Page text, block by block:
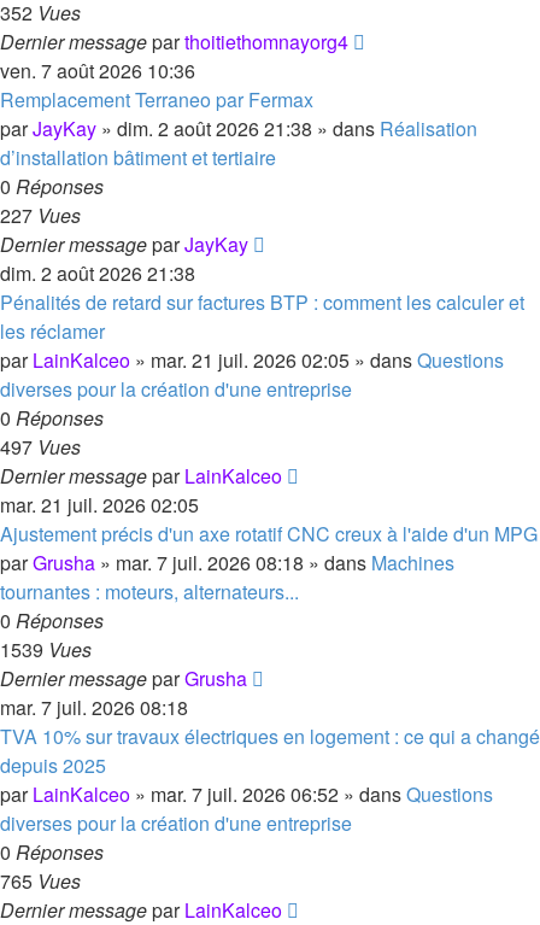
352 Vues
Dernier messageparthoitiethomnayorg4
ven. 7 août 2026 10:36
Remplacement Terraneo par Fermax
parJayKay » dim. 2 août 2026 21:38 » dans Réalisation
d’installation bâtiment et tertiaire
0 Réponses
227 Vues
Dernier messageparJayKay
dim. 2 août 2026 21:38
Pénalités de retard sur factures BTP : comment les calculer et
les réclamer
parLainKalceo » mar. 21 juil. 2026 02:05 » dansQuestions
diverses pour la création d'une entreprise
0 Réponses
497 Vues
Dernier messageparLainKalceo
mar. 21 juil. 2026 02:05
Ajustement précis d'un axe rotatif CNC creux à l'aide d'un MPG
parGrusha » mar. 7 juil. 2026 08:18 » dans Machines
tournantes : moteurs, alternateurs...
0 Réponses
1539 Vues
Dernier messageparGrusha
mar. 7 juil. 2026 08:18
TVA 10% sur travaux électriques en logement : ce qui a changé
depuis 2025
parLainKalceo » mar. 7 juil. 2026 06:52 » dansQuestions
diverses pour la création d'une entreprise
0 Réponses
765 Vues
Dernier messageparLainKalceo